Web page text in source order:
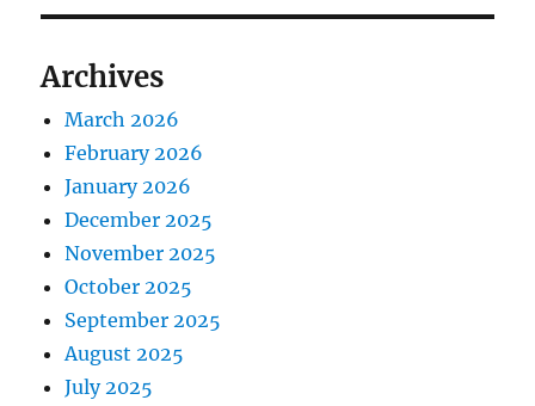
Archives
March 2026
February 2026
January 2026
December 2025
November 2025
October 2025
September 2025
August 2025
July 2025